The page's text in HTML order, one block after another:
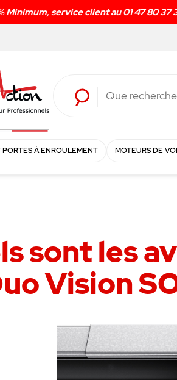
PORTES À ENROULEMENT MOTEURS DE
sont les
Vision